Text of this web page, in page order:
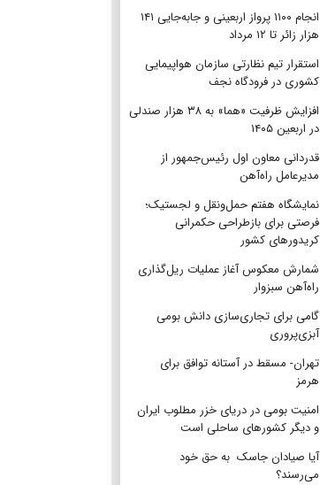
انجام ۱۱۰۰ پرواز اربعینی و جابه‌جایی ۱۴۱
هزار زائر تا ۱۲ مرداد
استقرار تیم‌ نظارتی سازمان هواپیمایی
کشوری در فرودگاه نجف
افزایش ظرفیت «هما» به ۳۸ هزار صندلی
در اربعین ۱۴۰۵
قدردانی معاون اول رئیس‌جمهور از
مدیرعامل راه‌آهن
نمایشگاه هفتم حمل‌ونقل و لجستیک؛
فرصتی برای بازطراحی حکمرانی
کریدورهای کشور
شمارش معکوس آغاز عملیات ریل‌گذاری
راه‌آهن سبزوار
گامی برای تجاری‌سازی دانش بومی
آبزی‌پروری
تهران- مسقط در آستانه توافق برای
هرمز
امنیت بومی در دریای خزر مطلوب ایران
و دیگر کشورهای ساحلی است
آیا صیادان جاسک به حق خود
می‌رسند؟